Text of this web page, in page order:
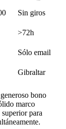
Sin giros
>72h
Sólo email
Gibraltar
bono
marco
para